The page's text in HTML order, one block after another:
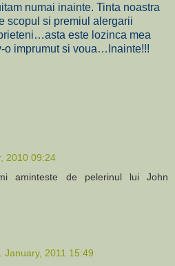
numai inainte. Tinta noastra
scopul si premiul alergarii
este lozinca mea
o imprumut si voua…Inainte!!!
2010 09:24
aminteste de pelerinul lui John
January, 2011 15:49